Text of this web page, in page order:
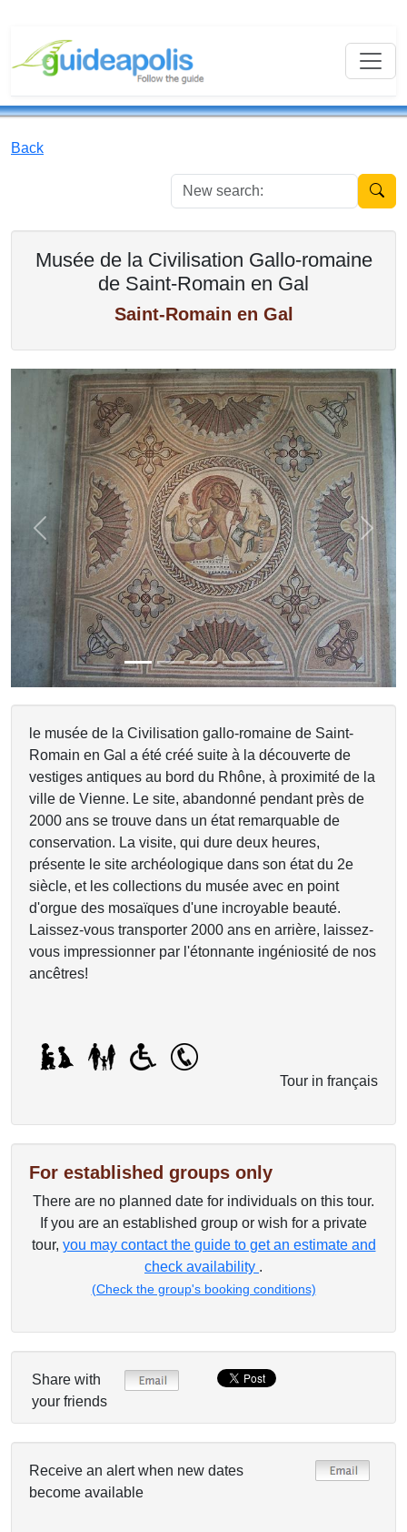
Back
New
Musée de la Civilisation Gallo-romaine
de Saint-Romain en Gal
Saint-Romain en Gal
Previous Next
le musée de la Civilisation gallo-romaine de Saint-
Romain en Gal a été créé suite à la découverte de
vestiges antiques au bord du Rhône, à proximité de la
ville de Vienne. Le site, abandonné pendant près de
2000 ans se trouve dans un état remarquable de
conservation. La visite, qui dure deux heures,
présente le site archéologique dans son état du 2e
siècle, et les collections du musée avec en point
d'orgue des mosaïques d'une incroyable beauté.
Laissez-vous transporter 2000 ans en arrière, laissez-
vous impressionner par l'étonnante ingéniosité de nos
ancêtres!
Tour in français
For established groups only
There are no planned date for individuals on this tour.
If you are an established group or wish for a private
tour, you may contact the guide to get an estimate and
check availability .
(Check the group's booking conditions)
Share with
your friends
Receive an alert when new dates
become available